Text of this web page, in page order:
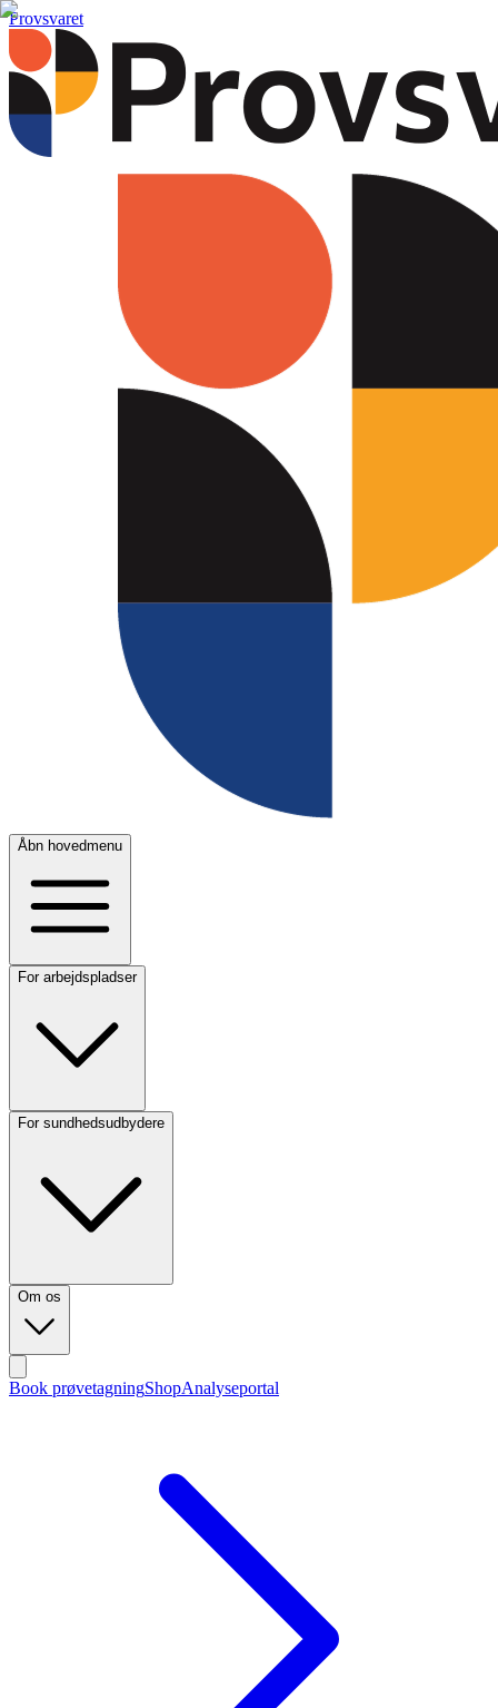
Provsvaret
Åbn hovedmenu
For arbejdspladser
For sundhedsudbydere
Om os
Book prøvetagningShopAnalyseportal